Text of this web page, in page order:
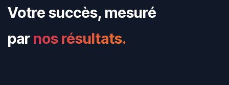
Votre succès, mesuré
par nos résultats.